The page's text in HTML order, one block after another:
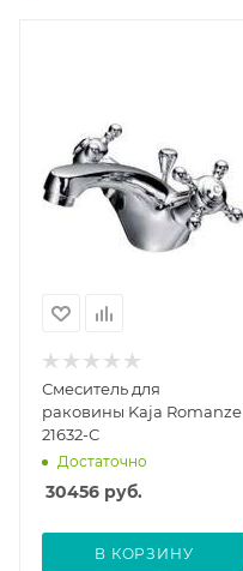
Смеситель для
раковины Kaja Romanze
21632-С
Достаточно
30456 руб.
В КОРЗИНУ